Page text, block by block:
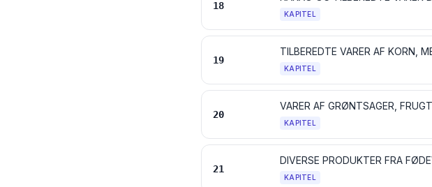
18
KAPITEL
19
TILBEREDTE VARER AF KORN,
KAPITEL
20
VARER AF GRØNTSAGER,
KAPITEL
21
DIVERSE PRODUKTER FRA
KAPITEL